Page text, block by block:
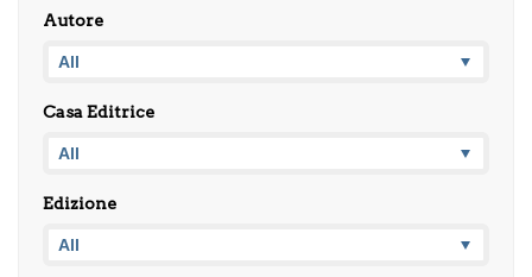
Autore
Casa Editrice
Edizione